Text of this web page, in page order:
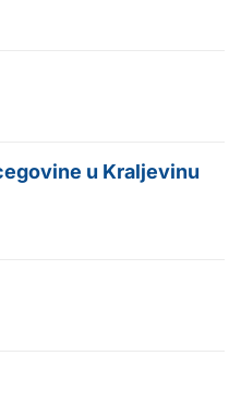
u Kraljevinu